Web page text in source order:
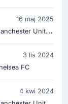
16 maj 2025
United FC
3 lis 2024
FC
4 kwi 2024